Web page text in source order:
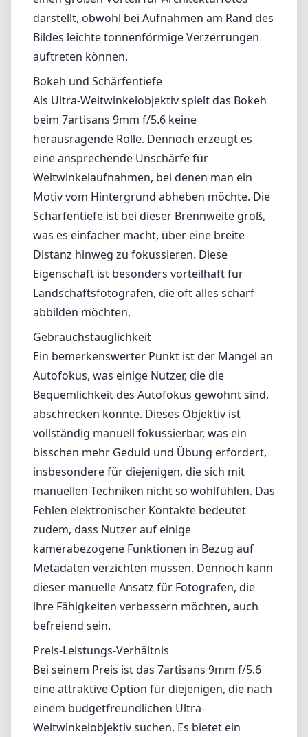
Mitte bis zu den Rändern scharf,
insbesondere bei Blendenwerten von f/8 oder
f/11, was ideal für die Landschaftsfotografie
ist. Bei maximaler Blende von f/5.6 kann
jedoch die Schärfe in den Ecken etwas
nachlassen, was zu einer spürbaren
Unschärfe führen kann. Darüber hinaus zeigt
das Objektiv eine minimale Verzerrung, was
einen großen Vorteil für Architekturfotos
darstellt, obwohl bei Aufnahmen am Rand des
Bildes leichte tonnenförmige Verzerrungen
auftreten können.
Bokeh und Schärfentiefe
Als Ultra-Weitwinkelobjektiv spielt das Bokeh
beim 7artisans 9mm f/5.6 keine
herausragende Rolle. Dennoch erzeugt es
eine ansprechende Unschärfe für
Weitwinkelaufnahmen, bei denen man ein
Motiv vom Hintergrund abheben möchte. Die
Schärfentiefe ist bei dieser Brennweite groß,
was es einfacher macht, über eine breite
Distanz hinweg zu fokussieren. Diese
Eigenschaft ist besonders vorteilhaft für
Landschaftsfotografen, die oft alles scharf
abbilden möchten.
Gebrauchstauglichkeit
Ein bemerkenswerter Punkt ist der Mangel an
Autofokus, was einige Nutzer, die die
Bequemlichkeit des Autofokus gewöhnt sind,
abschrecken könnte. Dieses Objektiv ist
vollständig manuell fokussierbar, was ein
bisschen mehr Geduld und Übung erfordert,
insbesondere für diejenigen, die sich mit
manuellen Techniken nicht so wohlfühlen. Das
Fehlen elektronischer Kontakte bedeutet
zudem, dass Nutzer auf einige
kamerabezogene Funktionen in Bezug auf